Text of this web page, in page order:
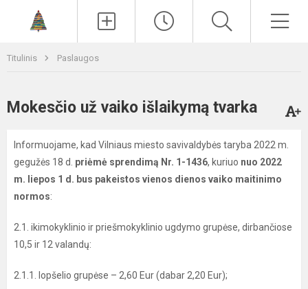
Titulinis Paslaugos
Mokesčio už vaiko išlaikymą tvarka
Informuojame, kad Vilniaus miesto savivaldybės taryba 2022 m.
gegužės 18 d. priėmė sprendimą Nr. 1-1436, kuriuo nuo 2022
m. liepos 1 d. bus pakeistos vienos dienos vaiko maitinimo
normos:
2.1. ikimokyklinio ir priešmokyklinio ugdymo grupėse, dirbančiose
10,5 ir 12 valandų:
2.1.1. lopšelio grupėse – 2,60 Eur (dabar 2,20 Eur);